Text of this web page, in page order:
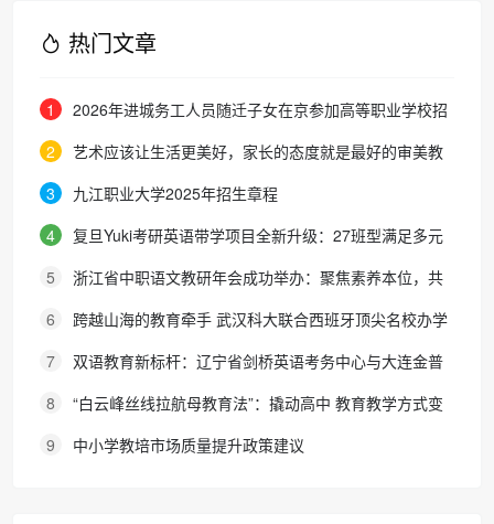
热门文章
1
2026年进城务工人员随迁子女在京参加高等职业学校招
生考试报名通知
2
艺术应该让生活更美好，家长的态度就是最好的审美教
育！
3
九江职业大学2025年招生章程
4
复旦Yuki考研英语带学项目全新升级：27班型满足多元
需求，协议保障助力考研梦想
5
浙江省中职语文教研年会成功举办：聚焦素养本位，共
探职教语文教学新路径
6
跨越山海的教育牵手 武汉科大联合西班牙顶尖名校办学
院，首届新生入学
7
双语教育新标杆：辽宁省剑桥英语考务中心与大连金普
新区华美双语学校签约剑桥英语体系教学示范学校
8
“白云峰丝线拉航母教育法”：撬动高中 教育教学方式变
化的必要途径
9 中小学教培市场质量提升政策建议